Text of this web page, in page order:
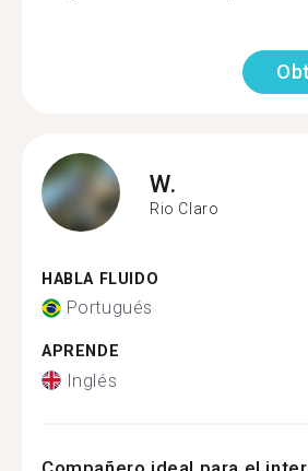
W.
Rio Claro
HABLA FLUIDO
Portugués
APRENDE
Inglés